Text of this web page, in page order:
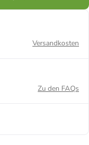
Versandkosten
Zu den FAQs